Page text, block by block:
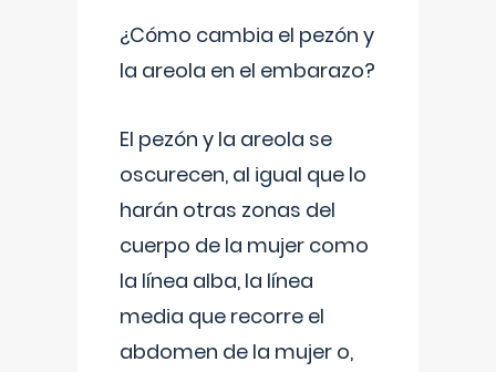
¿Cómo cambia el pezón y
la areola en el embarazo?
El pezón y la areola se
oscurecen, al igual que lo
harán otras zonas del
cuerpo de la mujer como
la línea alba, la línea
media que recorre el
abdomen de la mujer o,